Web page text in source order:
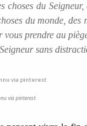
choses du
du monde,
prendre au
sans
via pinterest